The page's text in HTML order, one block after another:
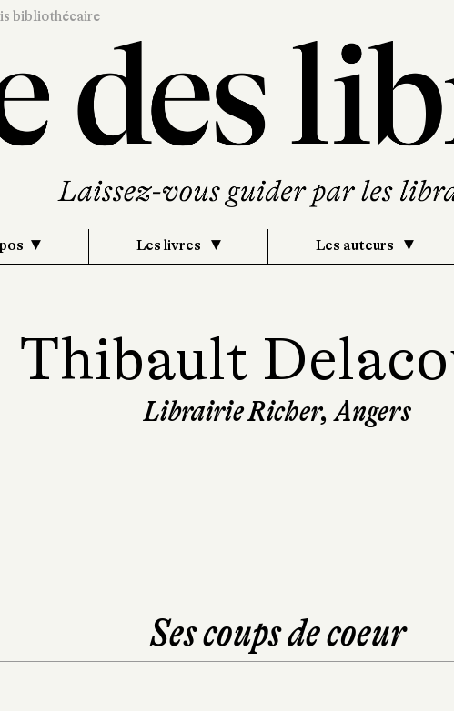
bibliothécaire
Les livres Les auteurs
Thibault
Librairie Richer, Angers
Ses coups de coeur